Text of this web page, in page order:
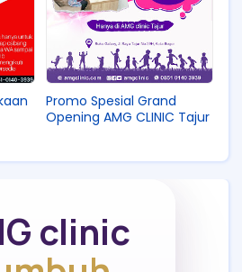
Promo Spesial Grand
Opening AMG CLINIC Tajur
clinic